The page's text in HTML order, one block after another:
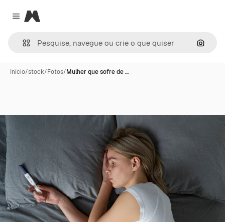
Close menu
Magnific
Início/stock/Fotos/Mulher que sofre de …